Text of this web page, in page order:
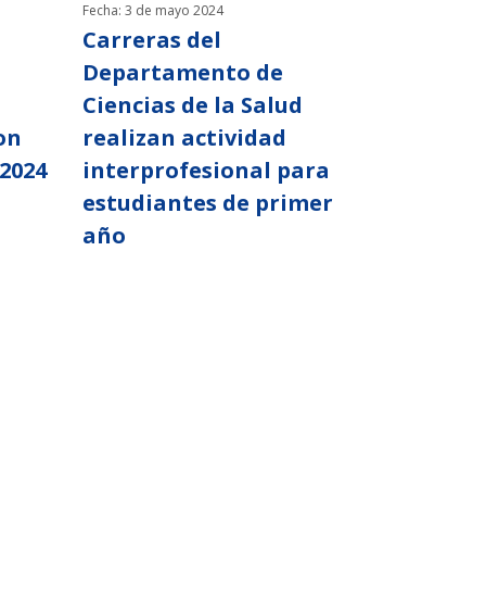
Fecha: 3 de mayo 2024
Carreras del
Departamento de
Ciencias de la Salud
realizan actividad
interprofesional para
estudiantes de primer
año